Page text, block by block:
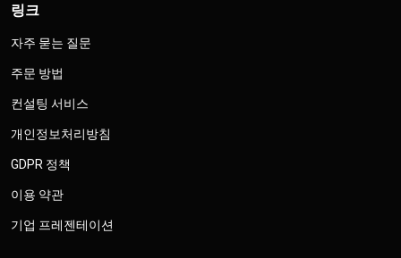
링크
자주 묻는 질문
주문 방법
컨설팅 서비스
개인정보처리방침
GDPR 정책
이용 약관
기업 프레젠테이션